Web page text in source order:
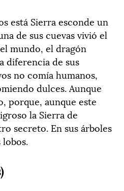
está Sierra esconde un
de sus cuevas vivió el
mundo, el dragón
diferencia de sus
no comía humanos,
dulces. Aunque
porque, aunque este
la Sierra de
secreto. En sus árboles